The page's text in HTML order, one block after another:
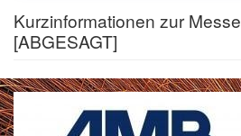
Kurzinformationen zur
[ABGESAGT]